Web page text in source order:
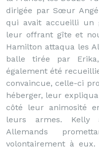
dirigée par Sœur
qui avait accueilli un
leur offrant gîte et
Hamilton attaqua les
balle tirée par
également été
convaincue, celle-ci
héberger, leur
côté leur animosité
leurs armes. Kelly
Allemands
volontairement à